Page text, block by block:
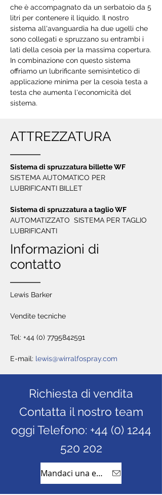
che è accompagnato da un serbatoio da 5
litri per contenere il liquido. Il nostro
sistema all'avanguardia ha due ugelli che
sono collegati e spruzzano su entrambi i
lati della cesoia per la massima copertura.
In combinazione con questo sistema
offriamo un lubrificante semisintetico di
applicazione minima per la cesoia testa a
testa che aumenta l'economicità del
sistema.
ATTREZZATURA
Sistema di spruzzatura billette WF
SISTEMA AUTOMATICO PER
LUBRIFICANTI BILLET
Sistema di spruzzatura a taglio WF
AUTOMATIZZATO SISTEMA PER TAGLIO
LUBRIFICANTI
Informazioni di
contatto
Lewis Barker
Vendite tecniche
Tel: +44 (0) 7795842591
E-mail: lewis@wirralfospray.com
Richiesta di vendita
Contatta il nostro team
oggi Telefono: +44 (0) 1244
520 202
Mandaci una email